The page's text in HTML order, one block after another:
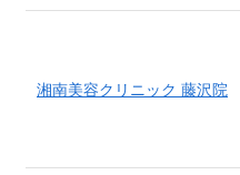
湘南美容クリニック 藤沢院